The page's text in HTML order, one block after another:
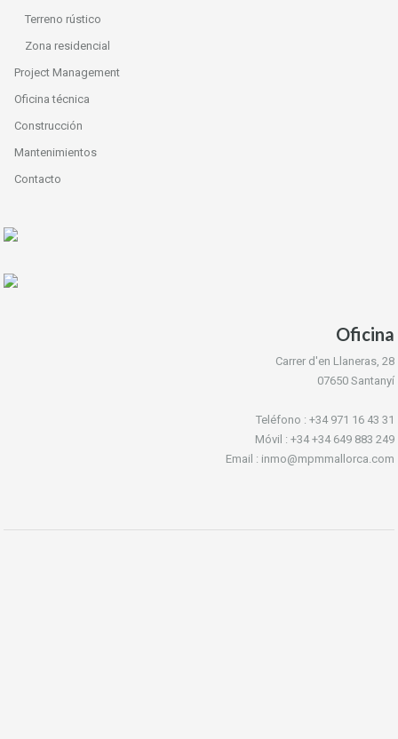
Terreno rústico
Zona residencial
Project Management
Oficina técnica
Construcción
Mantenimientos
Contacto
Oficina
Carrer d'en Llaneras, 28
07650 Santanyí
Teléfono : +34 971 16 43 31
Móvil : +34 +34 649 883 249
Email : inmo@mpmmallorca.com